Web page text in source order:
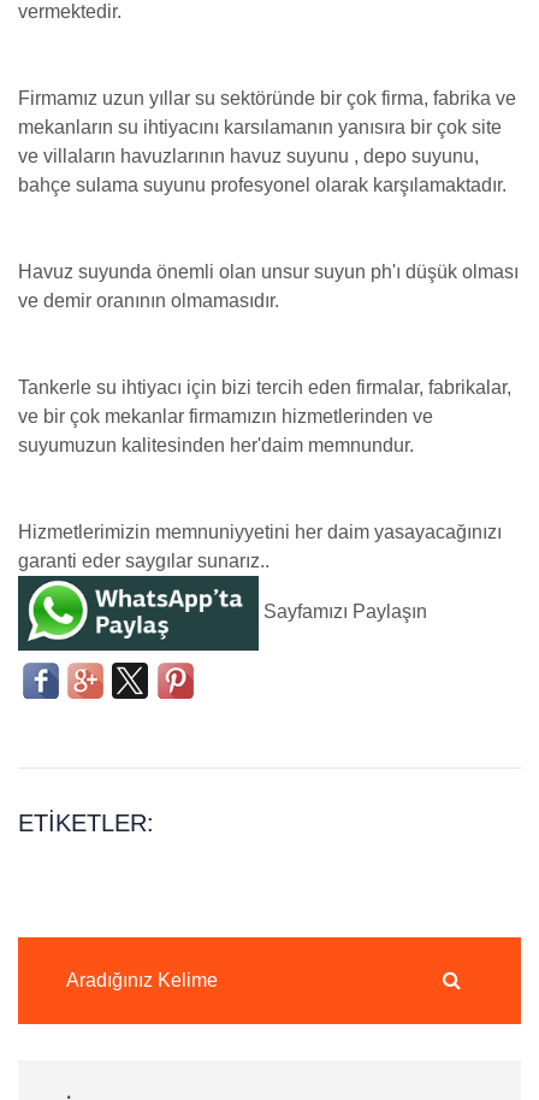
vermektedir.
Firmamız uzun yıllar su sektöründe bir çok firma, fabrika ve
mekanların su ihtiyacını karsılamanın yanısıra bir çok site
ve villaların havuzlarının havuz suyunu , depo suyunu,
bahçe sulama suyunu profesyonel olarak karşılamaktadır.
Havuz suyunda önemli olan unsur suyun ph'ı düşük olması
ve demir oranının olmamasıdır.
Tankerle su ihtiyacı için bizi tercih eden firmalar, fabrikalar,
ve bir çok mekanlar firmamızın hizmetlerinden ve
suyumuzun kalitesinden her'daim memnundur.
Hizmetlerimizin memnuniyyetini her daim yasayacağınızı
garanti eder saygılar sunarız..
Sayfamızı Paylaşın
ETIKETLER: